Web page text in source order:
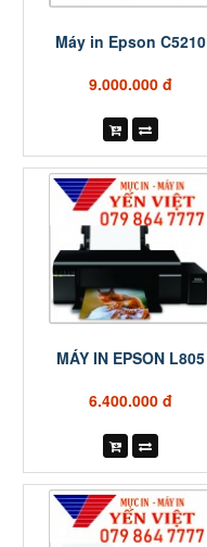
Máy in Epson C5210
9.000.000 đ
MÁY IN EPSON L805
6.400.000 đ